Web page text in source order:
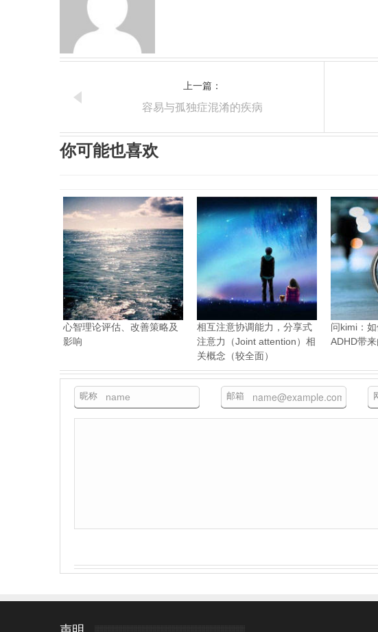
上一篇：
容易与孤独症混淆的疾病
你可能也喜欢
心智理论评估、改善策略及
影响
相互注意协调能力，分享式
注意力（Joint attention）相
关概念（较全面）
问kimi：
ADHD带
昵称 邮箱